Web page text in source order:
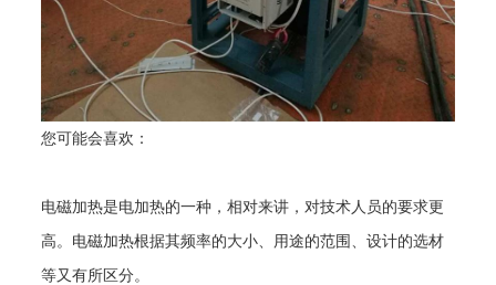
您可能会喜欢：
电磁加热是电加热的一种，相对来讲，对技术人员的要求更
高。电磁加热根据其频率的大小、用途的范围、设计的选材
等又有所区分。